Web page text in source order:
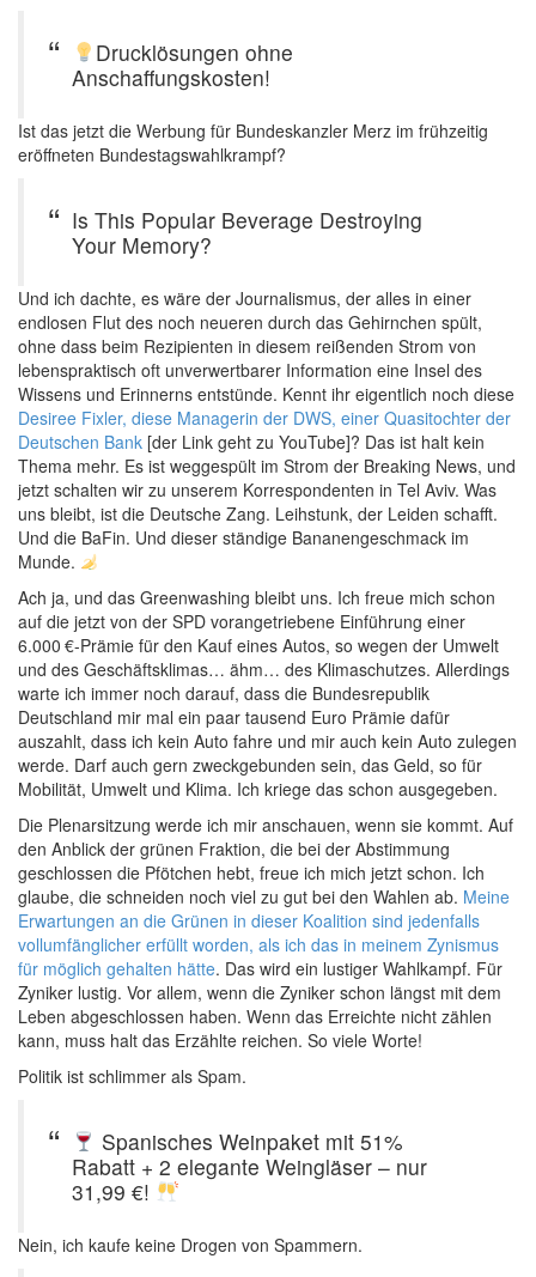
Drucklösungen ohne
Anschaffungskosten!
Ist das jetzt die Werbung für Bundeskanzler Merz im frühzeitig
eröffneten Bundestagswahlkrampf?
Is This Popular Beverage Destroying
Your Memory?
Und ich dachte, es wäre der Journalismus, der alles in einer
endlosen Flut des noch neueren durch das Gehirnchen spült,
ohne dass beim Rezipienten in diesem reißenden Strom von
lebenspraktisch oft unverwertbarer Information eine Insel des
Wissens und Erinnerns entstünde. Kennt ihr eigentlich noch diese
Desiree Fixler, diese Managerin der DWS, einer Quasitochter der
Deutschen Bank [der Link geht zu YouTube]? Das ist halt kein
Thema mehr. Es ist weggespült im Strom der Breaking News, und
jetzt schalten wir zu unserem Korrespondenten in Tel Aviv. Was
uns bleibt, ist die Deutsche Zang. Leihstunk, der Leiden schafft.
Und die BaFin. Und dieser ständige Bananengeschmack im
Munde.
Ach ja, und das Greenwashing bleibt uns. Ich freue mich schon
auf die jetzt von der SPD vorangetriebene Einführung einer
6.000 €-Prämie für den Kauf eines Autos, so wegen der Umwelt
und des Geschäftsklimas… ähm… des Klimaschutzes. Allerdings
warte ich immer noch darauf, dass die Bundesrepublik
Deutschland mir mal ein paar tausend Euro Prämie dafür
auszahlt, dass ich kein Auto fahre und mir auch kein Auto zulegen
werde. Darf auch gern zweckgebunden sein, das Geld, so für
Mobilität, Umwelt und Klima. Ich kriege das schon ausgegeben.
Die Plenarsitzung werde ich mir anschauen, wenn sie kommt. Auf
den Anblick der grünen Fraktion, die bei der Abstimmung
geschlossen die Pfötchen hebt, freue ich mich jetzt schon. Ich
glaube, die schneiden noch viel zu gut bei den Wahlen ab. Meine
Erwartungen an die Grünen in dieser Koalition sind jedenfalls
vollumfänglicher erfüllt worden, als ich das in meinem Zynismus
für möglich gehalten hätte. Das wird ein lustiger Wahlkampf. Für
Zyniker lustig. Vor allem, wenn die Zyniker schon längst mit dem
Leben abgeschlossen haben. Wenn das Erreichte nicht zählen
kann, muss halt das Erzählte reichen. So viele Worte!
Politik ist schlimmer als Spam.
Spanisches Weinpaket mit 51%
Rabatt + 2 elegante Weingläser – nur
31,99 €!
Nein, ich kaufe keine Drogen von Spammern.